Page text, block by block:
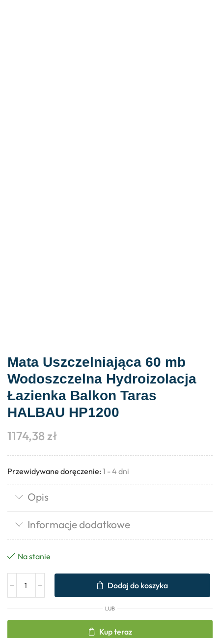
Mata Uszczelniająca 60 mb
Wodoszczelna Hydroizolacja
Łazienka Balkon Taras
HALBAU HP1200
1174,38 zł
Przewidywane doręczenie: 1 - 4 dni
Opis
Informacje dodatkowe
Na stanie
Dodaj do koszyka
LUB
Kup teraz